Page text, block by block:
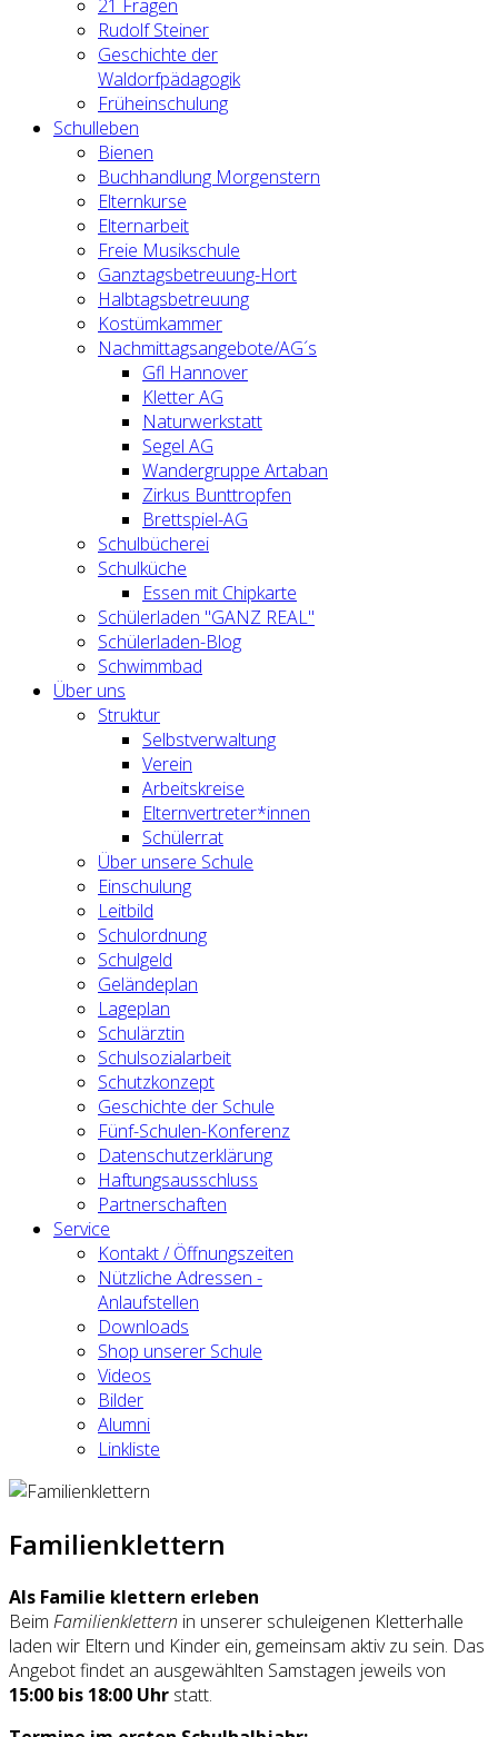
21 Fragen
Rudolf Steiner
Geschichte der
Waldorfpädagogik
Früheinschulung
Schulleben
Bienen
Buchhandlung Morgenstern
Elternkurse
Elternarbeit
Freie Musikschule
Ganztagsbetreuung-Hort
Halbtagsbetreuung
Kostümkammer
Nachmittagsangebote/AG´s
Gfl Hannover
Kletter AG
Naturwerkstatt
Segel AG
Wandergruppe Artaban
Zirkus Bunttropfen
Brettspiel-AG
Schulbücherei
Schulküche
Essen mit Chipkarte
Schülerladen "GANZ REAL"
Schülerladen-Blog
Schwimmbad
Über uns
Struktur
Selbstverwaltung
Verein
Arbeitskreise
Elternvertreter*innen
Schülerrat
Über unsere Schule
Einschulung
Leitbild
Schulordnung
Schulgeld
Geländeplan
Lageplan
Schulärztin
Schulsozialarbeit
Schutzkonzept
Geschichte der Schule
Fünf-Schulen-Konferenz
Datenschutzerklärung
Haftungsausschluss
Partnerschaften
Service
Kontakt / Öffnungszeiten
Nützliche Adressen -
Anlaufstellen
Downloads
Shop unserer Schule
Videos
Bilder
Alumni
Linkliste
Familienklettern
Als Familie klettern erleben
Beim Familienklettern in unserer schuleigenen Kletterhalle
laden wir Eltern und Kinder ein, gemeinsam aktiv zu sein. Das
Angebot findet an ausgewählten Samstagen jeweils von
15:00 bis 18:00 Uhr statt.